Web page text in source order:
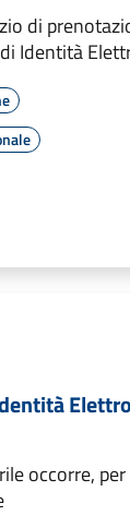
di
Identità
occorre,